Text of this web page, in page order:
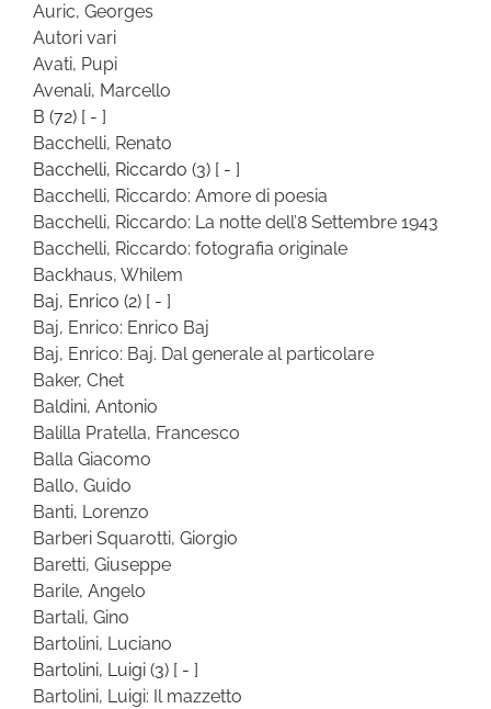
Auric, Georges
Autori vari
Avati, Pupi
Avenali, Marcello
B (72) [ - ]
Bacchelli, Renato
Bacchelli, Riccardo (3) [ - ]
Bacchelli, Riccardo: Amore di poesia
Bacchelli, Riccardo: La notte dell’8 Settembre 1943
Bacchelli, Riccardo: fotografia originale
Backhaus, Whilem
Baj, Enrico (2) [ - ]
Baj, Enrico: Enrico Baj
Baj, Enrico: Baj. Dal generale al particolare
Baker, Chet
Baldini, Antonio
Balilla Pratella, Francesco
Balla Giacomo
Ballo, Guido
Banti, Lorenzo
Barberi Squarotti, Giorgio
Baretti, Giuseppe
Barile, Angelo
Bartali, Gino
Bartolini, Luciano
Bartolini, Luigi (3) [ - ]
Bartolini, Luigi: Il mazzetto